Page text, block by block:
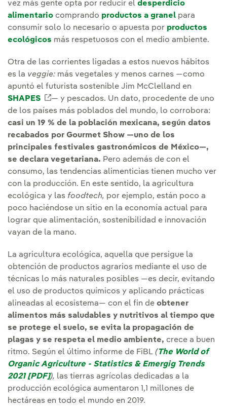
vez más gente opta por reducir el desperdicio
alimentario comprando productos a granel para
consumir solo lo necesario o apuesta por productos
ecológicos más respetuosos con el medio ambiente.
Otra de las corrientes ligadas a estos nuevos hábitos
es la veggie: más vegetales y menos carnes —como
apuntó el futurista sostenible Jim McClelland en
SHAPES
Enlace externo, se abre en ventana nueva.
— y pescados. Un dato, procedente de uno
de los países más poblados del mundo, lo corrobora:
casi un 19 % de la población mexicana, según datos
recabados por Gourmet Show —uno de los
principales festivales gastronómicos de México—,
se declara vegetariana. Pero además de con el
consumo, las tendencias alimenticias tienen mucho ver
con la producción. En este sentido, la agricultura
ecológica y las foodtech, por ejemplo, están poco a
poco haciéndose un sitio en la economía actual para
lograr que alimentación, sostenibilidad e innovación
vayan de la mano.
La agricultura ecológica, aquella que persigue la
obtención de productos agrarios mediante el uso de
técnicas lo más naturales posibles —es decir, evitando
el uso de productos químicos y aplicando prácticas
alineadas al ecosistema— con el fin de obtener
alimentos más saludables y nutritivos al tiempo que
se protege el suelo, se evita la propagación de
plagas y se respeta el medio ambiente, crece a buen
ritmo. Según el último informe de FiBL (The World of
Organic Agriculture - Statistics & Emergig Trends
2021 [PDF]Enlace externo, se abre en ventana nueva.
), las tierras agrícolas dedicadas a la
producción ecológica aumentaron 1,1 millones de
hectáreas en todo el mundo en 2019.